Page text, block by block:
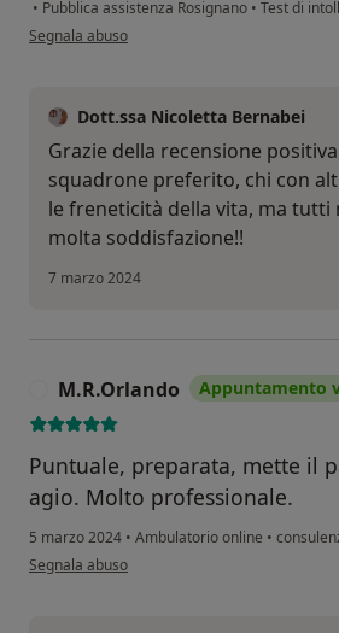
• Pubblica assistenza Rosignano • Test di
secondo l'opinione dell'utente O.P.
Segnala abuso
Dott.ssa Nicoletta Bernabei
Grazie della recensione
squadrone preferito, chi con
le freneticità della vita, ma tutti
molta soddisfazione!!
7 marzo 2024
M.R.Orlando Appuntamento
Puntuale, preparata, mette il
agio. Molto professionale.
5 marzo 2024 • Ambulatorio online •
secondo l'opinione dell'utente M.R.Orlando
Segnala abuso